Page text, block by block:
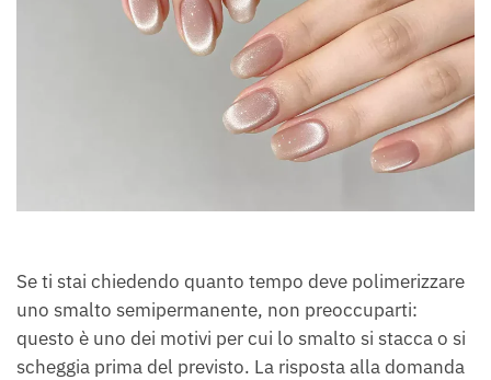
Se ti stai chiedendo quanto tempo deve polimerizzare
uno smalto semipermanente, non preoccuparti:
questo è uno dei motivi per cui lo smalto si stacca o si
scheggia prima del previsto. La risposta alla domanda